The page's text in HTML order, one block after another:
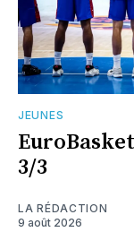
JEUNES
3/3
LA RÉDACTION
9 août 2026